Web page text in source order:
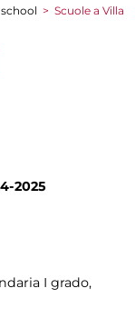
> Scuole a Villa
2025
I grado,